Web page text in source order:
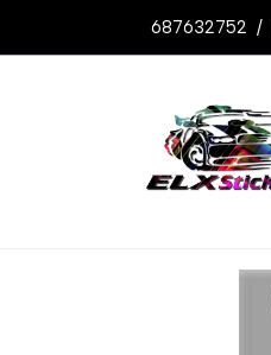
687632752 /
Productos